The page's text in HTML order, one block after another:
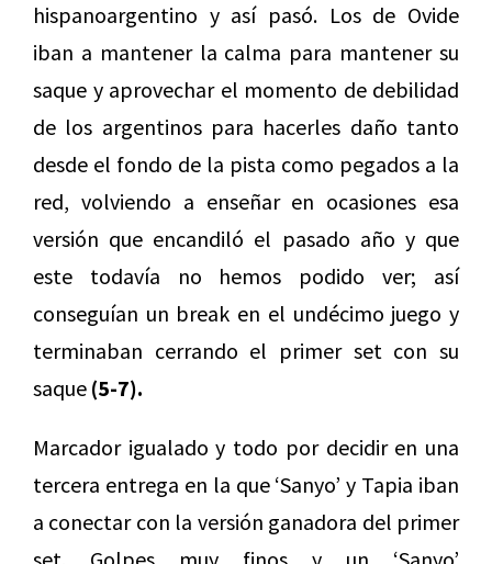
hispanoargentino y así pasó. Los de Ovide
iban a mantener la calma para mantener su
saque y aprovechar el momento de debilidad
de los argentinos para hacerles daño tanto
desde el fondo de la pista como pegados a la
red, volviendo a enseñar en ocasiones esa
versión que encandiló el pasado año y que
este todavía no hemos podido ver; así
conseguían un break en el undécimo juego y
terminaban cerrando el primer set con su
saque (5-7).
Marcador igualado y todo por decidir en una
tercera entrega en la que ‘Sanyo’ y Tapia iban
a conectar con la versión ganadora del primer